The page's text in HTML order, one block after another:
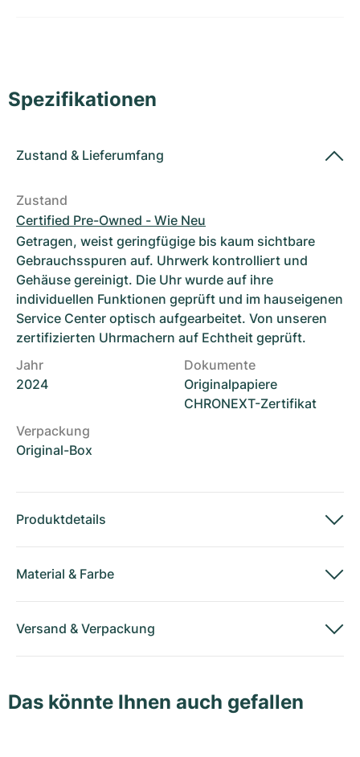
Spezifikationen
Zustand & Lieferumfang
Zustand
Certified Pre-Owned - Wie Neu
Getragen, weist geringfügige bis kaum sichtbare
Gebrauchsspuren auf. Uhrwerk kontrolliert und
Gehäuse gereinigt. Die Uhr wurde auf ihre
individuellen Funktionen geprüft und im hauseigenen
Service Center optisch aufgearbeitet. Von unseren
zertifizierten Uhrmachern auf Echtheit geprüft.
Jahr
2024
Dokumente
Originalpapiere
CHRONEXT-Zertifikat
Verpackung
Original-Box
Produktdetails
Material & Farbe
Versand & Verpackung
Das könnte Ihnen auch gefallen